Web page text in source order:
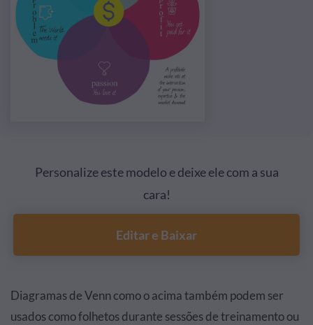
Personalize este modelo e deixe ele com a sua
cara!
Editar e Baixar
Diagramas de Venn como o acima também podem ser
usados como folhetos durante sessões de treinamento ou